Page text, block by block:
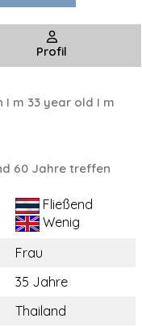
Profil
I m 33 year old I m
60 Jahre treffen
Fließend
Wenig
Frau
35 Jahre
Thailand